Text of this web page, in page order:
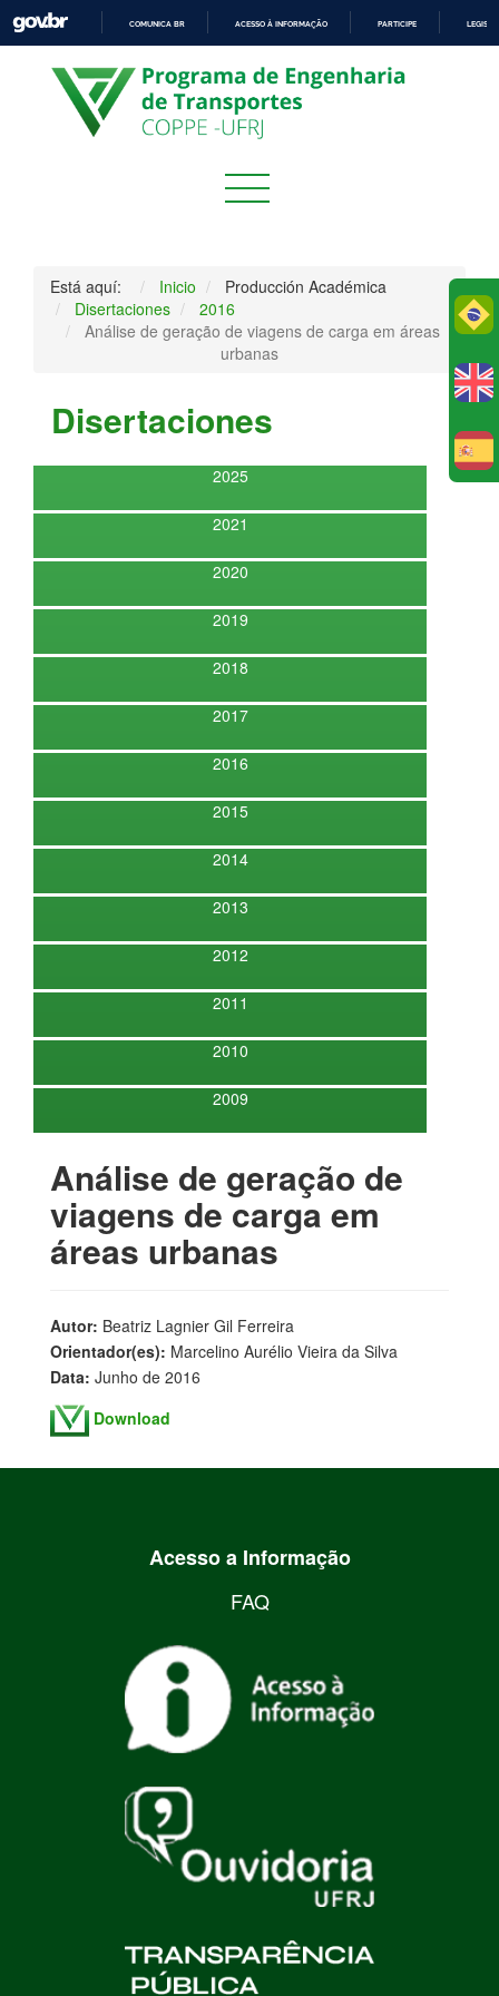
PARA
O
CONTEÚDO
COMUNICA BR ACESSO À INFORMAÇÃO PARTICIPE
Está aquí: Inicio
Producción Académica
Disertaciones
2016
Análise de geração de viagens de carga em áreas
urbanas
Disertaciones
2025
2021
2020
2019
2018
2017
2016
2015
2014
2013
2012
2011
2010
2009
Análise de geração de
viagens de carga em
áreas urbanas
Autor: Beatriz Lagnier Gil Ferreira
Orientador(es): Marcelino Aurélio Vieira da Silva
Data: Junho de 2016
Download
Acesso a Informação
FAQ